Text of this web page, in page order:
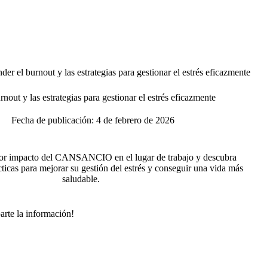
el burnout y las estrategias para gestionar el estrés eficazmente
y las estrategias para gestionar el estrés eficazmente
Fecha de publicación: 4 de febrero de 2026
impacto del CANSANCIO en el lugar de trabajo y descubra
para mejorar su gestión del estrés y conseguir una vida más
saludable.
la información!